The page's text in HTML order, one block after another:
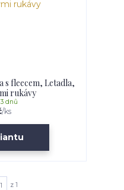
s fleecem, Letadla,
rukávy
/ks
dnů
z 1